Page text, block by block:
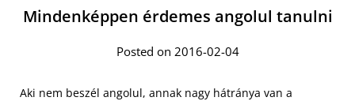
Mindenképpen érdemes angolul tanulni
Posted on 2016-02-04
Aki nem beszél angolul, annak nagy hátránya van a